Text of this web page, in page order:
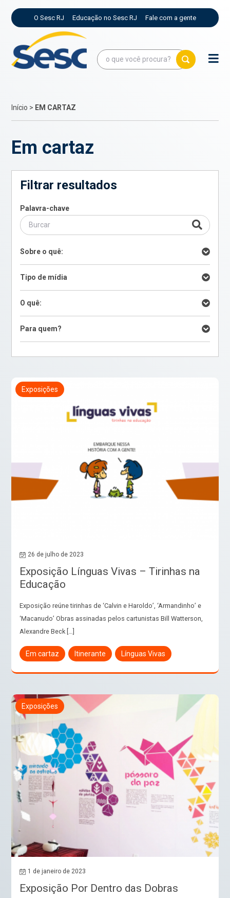
O Sesc RJ Educação no Sesc RJ Fale com a gente
Início > EM CARTAZ
Em cartaz
Filtrar resultados
Palavra-chave
Sobre o quê:
Tipo de mídia
O quê:
Para quem?
Exposições
26 de julho de 2023
Exposição Línguas Vivas – Tirinhas na
Educação
Exposição reúne tirinhas de ‘Calvin e Haroldo’, ‘Armandinho’ e
‘Macanudo’ Obras assinadas pelos cartunistas Bill Watterson,
Alexandre Beck […]
Em cartaz Itinerante Línguas Vivas
Exposições
1 de janeiro de 2023
Exposição Por Dentro das Dobras